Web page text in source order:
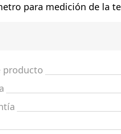
para medición de la
producto